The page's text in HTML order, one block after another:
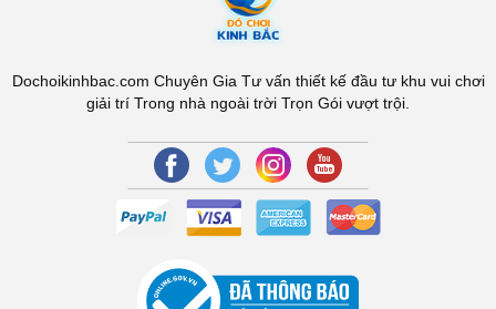
Dochoikinhbac.com Chuyên Gia Tư vấn thiết kế đầu tư khu vui chơi
giải trí Trong nhà ngoài trời Trọn Gói vượt trội.